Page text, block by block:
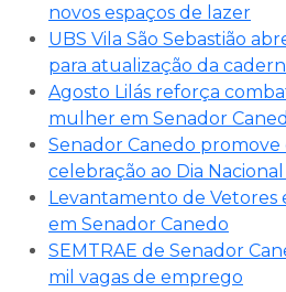
novos espaços de lazer
UBS Vila São Sebastião
para atualização da
Agosto Lilás reforça
mulher em Senador
Senador Canedo
celebração ao Dia
Levantamento de Vetores
em Senador Canedo
SEMTRAE de Senador
mil vagas de emprego